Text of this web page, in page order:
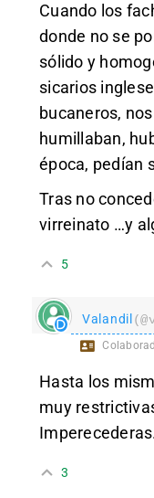
Cuando los
donde no se
sólido y
sicarios
bucaneros,
humillaban,
época, pedían
Tras no
virreinato …y
5
Valandil
Hasta los
muy
3